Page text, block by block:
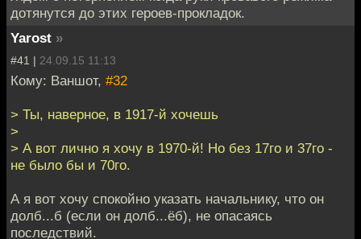
дотянутся до этих героев-прокладок.
Yarost »
#41 | 24.09.15 11:13
Кому: Ваншот, #32
> Ты, наверное, в 1917-й хочешь
>
> А вот лично я хочу в 1970-й! Но без 17го и 37го -
не было бы и 70го.
А я вот хочу спокойно указать начальнику, что он
долб...б (если он долб...ёб), не опасаясь
последствий.